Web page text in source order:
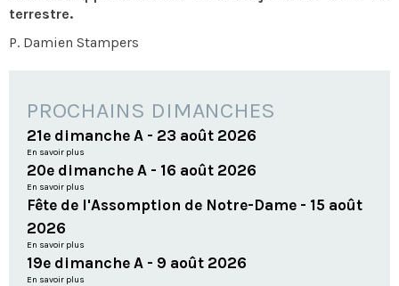
terrestre.
P. Damien Stampers
PROCHAINS DIMANCHES
21e dimanche A - 23 août 2026
En savoir plus
20e dimanche A - 16 août 2026
En savoir plus
Fête de l'Assomption de Notre-Dame - 15 août
2026
En savoir plus
19e dimanche A - 9 août 2026
En savoir plus